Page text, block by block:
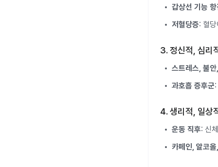
갑상선 기능
저혈당증: 혈
3. 정신적, 심리
스트레스, 불
과호흡 증후군
4. 생리적, 일상
운동 직후: 신
카페인, 알코